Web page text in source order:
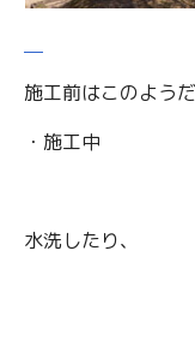
施工前はこのよう
・施工中
水洗したり、